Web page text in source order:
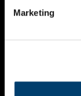
Marketing
VIDEO’S
CONTACT